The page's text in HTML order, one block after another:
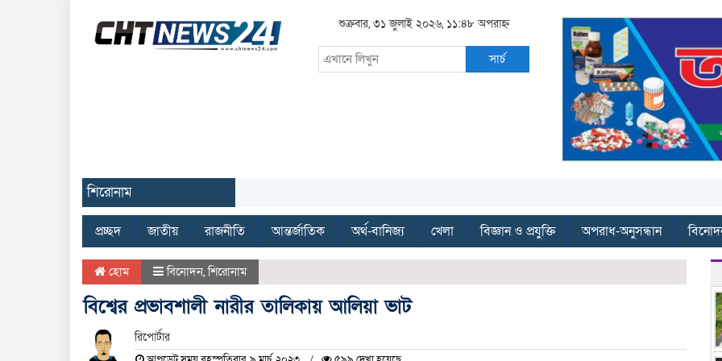
শুক্রবার, ৩১ জুলাই ২০২৬, ১১:৪৮ অপরাহ্ন
সার্চ
শিরোনাম
প্রচ্ছদ জাতীয় রাজনীতি আন্তর্জাতিক অর্থ-বানিজ্য খেলা বিজ্ঞান ও প্রযুক্তি অপরাধ-অনুসন্ধান
হোম বিনোদন,শিরোনাম
বিশ্বের প্রভাবশালী নারীর তালিকায় আলিয়া ভাট
রিপোর্টার